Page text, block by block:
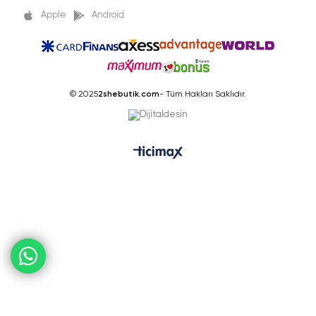
Apple Android
© 20252shebutik.com- Tüm Hakları Saklıdır.